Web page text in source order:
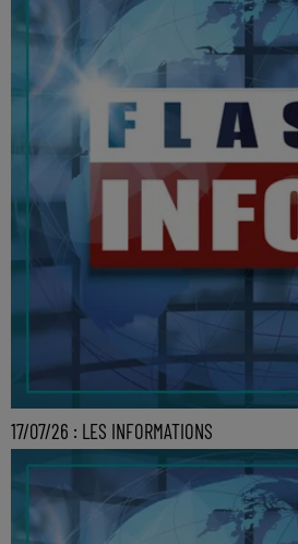
17/07/26 : LES INFORMATIONS